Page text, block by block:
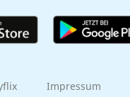
Impressum